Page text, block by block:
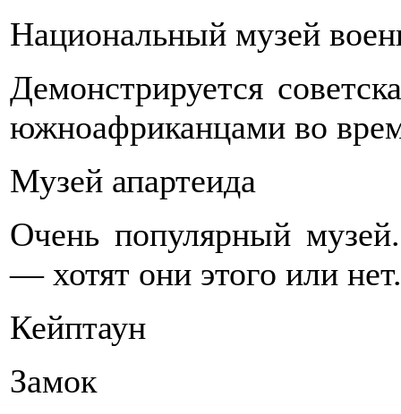
Национальный музей
Демонстрируется
южноафриканцами во
Музей апартеида
Очень популярный
— хотят они этого или нет.
Кейптаун
Замок